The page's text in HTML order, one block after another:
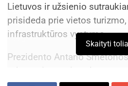
Lietuvos ir užsienio
prisideda prie vietos
infrastruktūros vystymo.
Prezidento Antano
vykstantis renginys kasmet
Skaityti